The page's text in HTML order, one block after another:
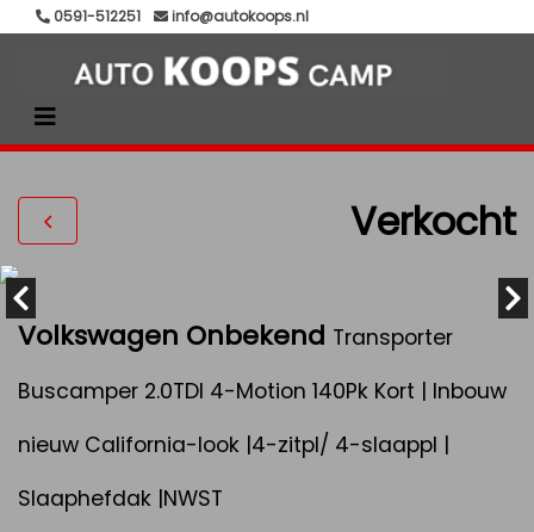
0591-512251 info@autokoops.nl
Verkocht
Volkswagen Onbekend Transporter
Buscamper 2.0TDI 4-Motion 140Pk Kort | Inbouw
nieuw California-look |4-zitpl/ 4-slaappl |
Slaaphefdak |NWST